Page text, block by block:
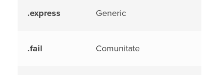
.express Generic
.fail Comunitate